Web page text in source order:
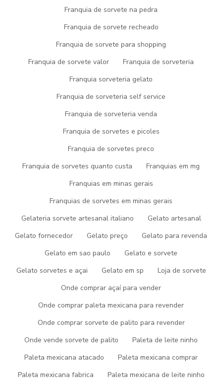
Franquia de sorvete na pedra
Franquia de sorvete recheado
Franquia de sorvete para shopping
Franquia de sorvete valor
Franquia de sorveteria
Franquia sorveteria gelato
Franquia de sorveteria self service
Franquia de sorveteria venda
Franquia de sorvetes e picoles
Franquia de sorvetes preco
Franquia de sorvetes quanto custa
Franquias em mg
Franquias em minas gerais
Franquias de sorvetes em minas gerais
Gelateria sorvete artesanal italiano
Gelato artesanal
Gelato fornecedor
Gelato preço
Gelato para revenda
Gelato em sao paulo
Gelato e sorvete
Gelato sorvetes e açai
Gelato em sp
Loja de sorvete
Onde comprar açaí para vender
Onde comprar paleta mexicana para revender
Onde comprar sorvete de palito para revender
Onde vende sorvete de palito
Paleta de leite ninho
Paleta mexicana atacado
Paleta mexicana comprar
Paleta mexicana fabrica
Paleta mexicana de leite ninho
saborear essa maravilha. Aqui está uma receita fácil para
cozinha. Você ficará surpreso com a simplicidade e o resultado
Variações e Personalizações
Que tal adicionar um toque pessoal à sua receita? Experimente
diferentes variações e combinações de ingredientes. Desde
Deixe sua criatividade fluir!
Experiência Sensorial:
Degustando o Sorvete
uma explosão de sabor. A textura suave se mistura aos pedaços
de trufa, proporcionando uma experiência única. Desfrute do
aroma envolvente enquanto a delícia se derrete lentamente.
Benefícios do Leite Ninho na
Receita
Além do sabor irresistível, o leite ninho traz benefícios
o sorvete não apenas delicioso, mas também uma escolha mais
saudável em comparação com algumas alternativas no mercado.
Conclusão
sorvete de leite ninho trufado é mais do que uma
sobremesa; é uma experiência gastronômica. Experimente a
estão apaixonadas por esse sabor único.